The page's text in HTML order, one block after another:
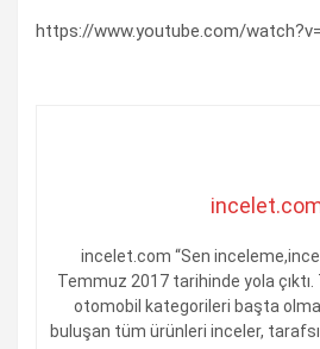
https://www.youtube.com/
incelet.com “Sen
Temmuz 2017 tarihinde yola
otomobil kategorileri başta
buluşan tüm ürünleri inceler,